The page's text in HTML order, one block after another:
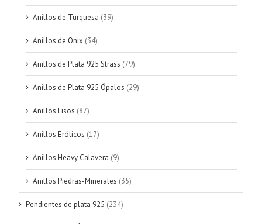
Anillos de Turquesa (39)
Anillos de Onix (34)
Anillos de Plata 925 Strass (79)
Anillos de Plata 925 Ópalos (29)
Anillos Lisos (87)
Anillos Eróticos (17)
Anillos Heavy Calavera (9)
Anillos Piedras-Minerales (35)
Pendientes de plata 925 (234)